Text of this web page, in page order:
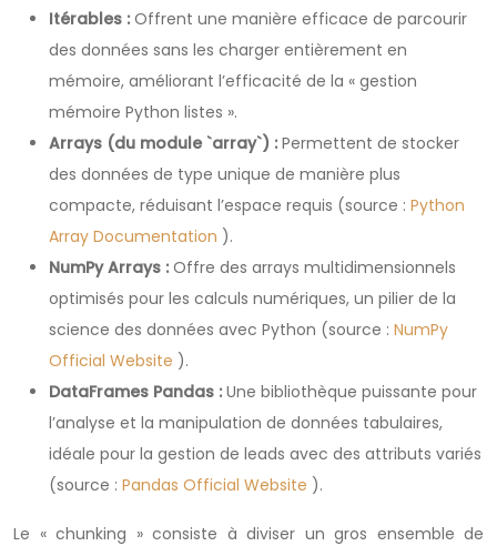
Itérables : Offrent une manière efficace de parcourir
des données sans les charger entièrement en
mémoire, améliorant l’efficacité de la « gestion
mémoire Python listes ».
Arrays (du module `array`) : Permettent de stocker
des données de type unique de manière plus
compacte, réduisant l’espace requis (source : Python
Array Documentation ).
NumPy Arrays : Offre des arrays multidimensionnels
optimisés pour les calculs numériques, un pilier de la
science des données avec Python (source : NumPy
Official Website ).
DataFrames Pandas : Une bibliothèque puissante pour
l’analyse et la manipulation de données tabulaires,
idéale pour la gestion de leads avec des attributs variés
(source : Pandas Official Website ).
Le « chunking » consiste à diviser un gros ensemble de